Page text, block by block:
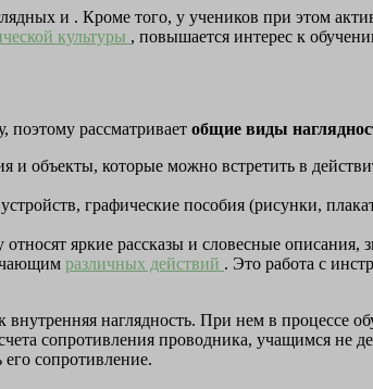
и . Кроме того, у учеников при этом
культуры , повышается интерес к
поэтому рассматривает общие виды
и объекты, которые можно встретить в
графические пособия (рисунки,
яркие рассказы и словесные описания,
различных действий . Это работа с
наглядность. При нем в процессе
сопротивления проводника, учащимся не
его сопротивление.